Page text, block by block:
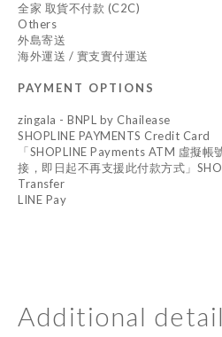
全家 取貨不付款 (C2C)
Others
外島寄送
海外運送 / 實支實付運送
PAYMENT OPTIONS
zingala - BNPL by Chailease
SHOPLINE PAYMENTS Credit Card
「SHOPLINE Payments ATM 虛擬
接，即日起不再支援此付款方式」
Transfer
LINE Pay
Additional